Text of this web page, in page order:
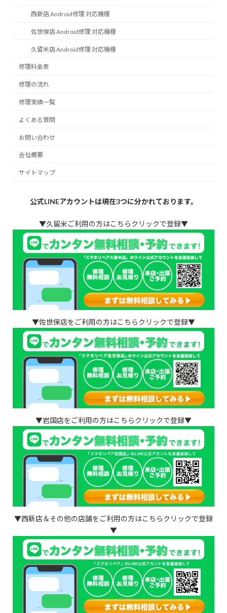
西新店 Android修理 対応機種
佐世保店 Android修理 対応機種
久留米店 Android修理 対応機種
修理料金表
修理の流れ
修理実績一覧
よくある質問
お問い合わせ
会社概要
サイトマップ
公式LINEアカウントは現在3つに分かれております。
▼久留米ご利用の方はこちらクリックで登録▼
▼佐世保店をご利用の方はこちらクリックで登録▼
▼岩国店をご利用の方はこちらクリックで登録▼
▼西新店＆その他の店舗をご利用の方はこちらクリックで登録
▼